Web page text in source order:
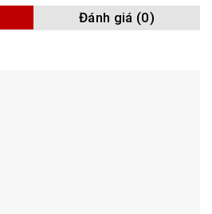
Đánh giá (0)